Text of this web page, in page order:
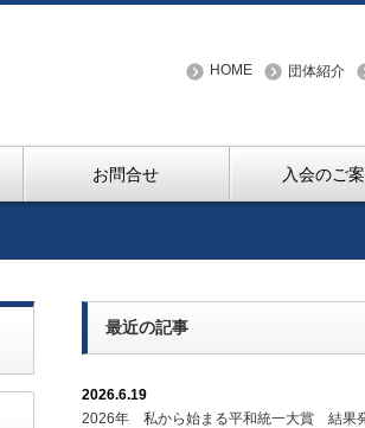
HOME 団体紹介
お問合せ 入会のご
最近の記事
2026.6.19
2026年 私から始まる平和統一大賞 結果